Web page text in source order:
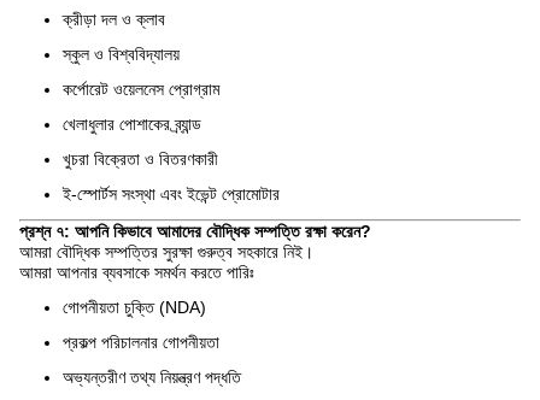
ক্রীড়া দল ও ক্লাব
স্কুল ও বিশ্ববিদ্যালয়
কর্পোরেট ওয়েলনেস প্রোগ্রাম
খেলাধুলার পোশাকের ব্র্যান্ড
খুচরা বিক্রেতা ও বিতরণকারী
ই-স্পোর্টস সংস্থা এবং ইভেন্ট প্রোমোটার
প্রশ্ন ৭: আপনি কিভাবে আমাদের বৌদ্ধিক সম্পত্তি রক্ষা করেন?
আমরা বৌদ্ধিক সম্পত্তির সুরক্ষা গুরুত্ব সহকারে নিই।
আমরা আপনার ব্যবসাকে সমর্থন করতে পারিঃ
গোপনীয়তা চুক্তি (NDA)
প্রকল্প পরিচালনার গোপনীয়তা
অভ্যন্তরীণ তথ্য নিয়ন্ত্রণ পদ্ধতি